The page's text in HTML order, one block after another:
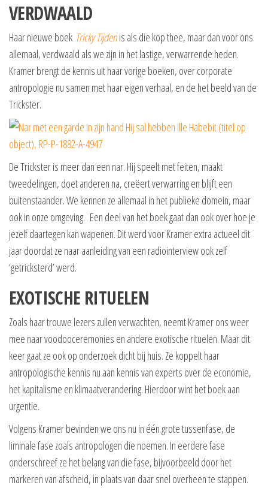
VERDWAALD
Haar nieuwe boek Tricky Tijdenis als die kop thee, maar dan voor ons
allemaal, verdwaald als we zijn in het lastige, verwarrende heden.
Kramer brengt de kennis uit haar vorige boeken, over corporate
antropologie nu samen met haar eigen verhaal, en de het beeld van de
Trickster.
De Trickster is meer dan een nar. Hij speelt met feiten, maakt
tweedelingen, doet anderen na, creëert verwarring en blijft een
buitenstaander. We kennen ze allemaal in het publieke domein, maar
ook in onze omgeving. Een deel van het boek gaat dan ook over hoe je
jezelf daartegen kan wapenen. Dit werd voor Kramer extra actueel dit
jaar doordat ze naar aanleiding van een radiointerview ook zelf
‘getricksterd’ werd.
EXOTISCHE RITUELEN
Zoals haar trouwe lezers zullen verwachten, neemt Kramer ons weer
mee naar voodooceremonies en andere exotische rituelen. Maar dit
keer gaat ze ook op onderzoek dicht bij huis. Ze koppelt haar
antropologische kennis nu aan kennis van experts over de economie,
het kapitalisme en klimaatverandering. Hierdoor wint het boek aan
urgentie.
Volgens Kramer bevinden we ons nu in één grote tussenfase, de
liminale fase zoals antropologen die noemen. In eerdere fase
onderschreef ze het belang van die fase, bijvoorbeeld door het
markeren van afscheid, in plaats van daar snel overheen te stappen.